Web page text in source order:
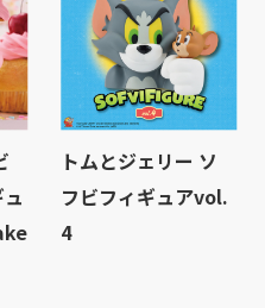
トムとジェリー ソ
フビフィギュアvol.
4